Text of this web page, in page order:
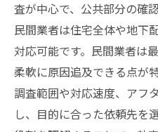
査が中心で、公共部分の確
民間業者は住宅全体や地下
対応可能です。民間業者は
柔軟に原因追及できる点が
調査範囲や対応速度、アフ
し、目的に合った依頼先を